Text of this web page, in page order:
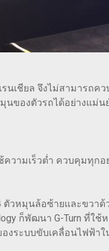
นเชียล จึงไม่สามารถค
นของตัวรถได้อย่างแม่น
ความเร็วต่ำ ควบคุมทุก
ตัวหมุนล้อซ้ายและขวา
ก็พัฒนา G-Turn ที่ใช้
งระบบขับเคลื่อนไฟฟ้า